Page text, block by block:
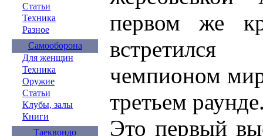
Статьи
Техника
Разное
Самооборона
Для женщин
Техника
Оружие
Статьи
Клубы, залы
Книги
Таеквондо
первом же
чемпионом
третьем
Это первый